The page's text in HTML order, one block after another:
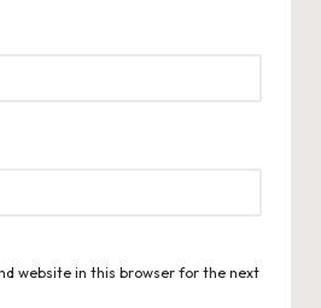
website in this browser for the next